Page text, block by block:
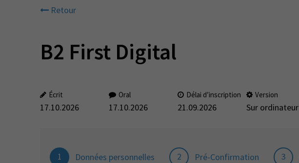
Retour
B2 First Digital
Écrit
17.10.2026
Oral
17.10.2026
Délai d’inscription
21.09.2026
Version
Sur ordinateur
1 Données personnelles 2 Pré-Confirmation 3